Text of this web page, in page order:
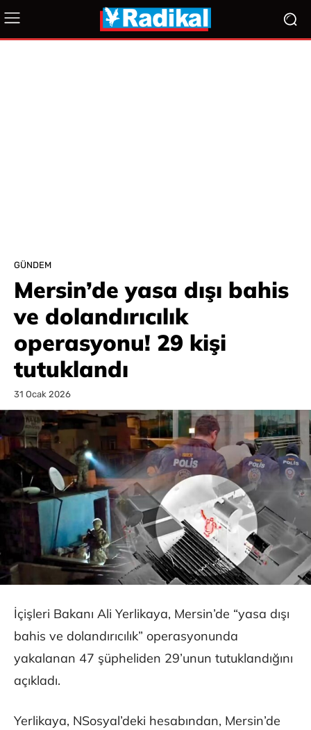
GÜNDEM
Mersin’de yasa dışı bahis
ve dolandırıcılık
operasyonu! 29 kişi
tutuklandı
31 Ocak 2026
İçişleri Bakanı Ali Yerlikaya, Mersin’de “yasa dışı
bahis ve dolandırıcılık” operasyonunda
yakalanan 47 şüpheliden 29’unun tutuklandığını
açıkladı.
Yerlikaya, NSosyal’deki hesabından, Mersin’de